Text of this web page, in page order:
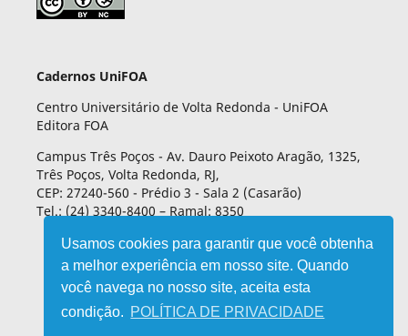
Usamos cookies para garantir que você obtenha
a melhor experiência em nosso site. Quando
você navega no nosso site, aceita esta
condição. POLÍTICA DE PRIVACIDADE
Cadernos UniFOA
Centro Universitário de Volta Redonda - UniFOA
Editora FOA
Campus Três Poços - Av. Dauro Peixoto Aragão, 1325,
Três Poços, Volta Redonda, RJ,
CEP: 27240-560 - Prédio 3 - Sala 2 (Casarão)
Tel.: (24) 3340-8400 – Ramal: 8350